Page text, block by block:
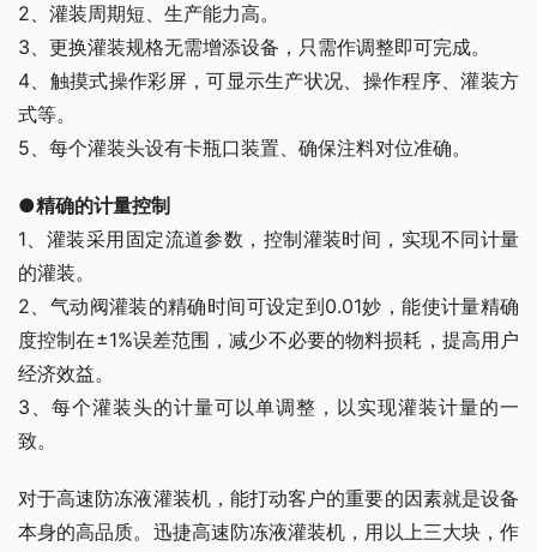
2、灌装周期短、生产能力高。
3、更换灌装规格无需增添设备，只需作调整即可完成。
4、触摸式操作彩屏，可显示生产状况、操作程序、灌装方
式等。
5、每个灌装头设有卡瓶口装置、确保注料对位准确。
●精确的计量控制
1、灌装采用固定流道参数，控制灌装时间，实现不同计量
的灌装。
2、气动阀灌装的精确时间可设定到0.01妙，能使计量精确
度控制在±1%误差范围，减少不必要的物料损耗，提高用户
经济效益。
3、每个灌装头的计量可以单调整，以实现灌装计量的一
致。
对于高速防冻液灌装机，能打动客户的重要的因素就是设备
本身的高品质。迅捷高速防冻液灌装机，用以上三大块，作